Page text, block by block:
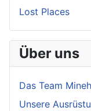
Lost Places
Über uns
Das Team
Unsere